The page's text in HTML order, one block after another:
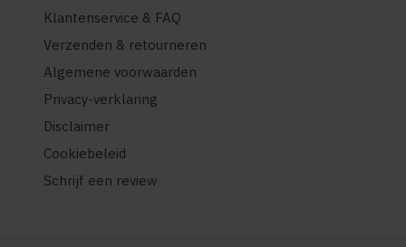
Klantenservice & FAQ
Verzenden & retourneren
Algemene voorwaarden
Privacy-verklaring
Disclaimer
Cookiebeleid
Schrijf een review